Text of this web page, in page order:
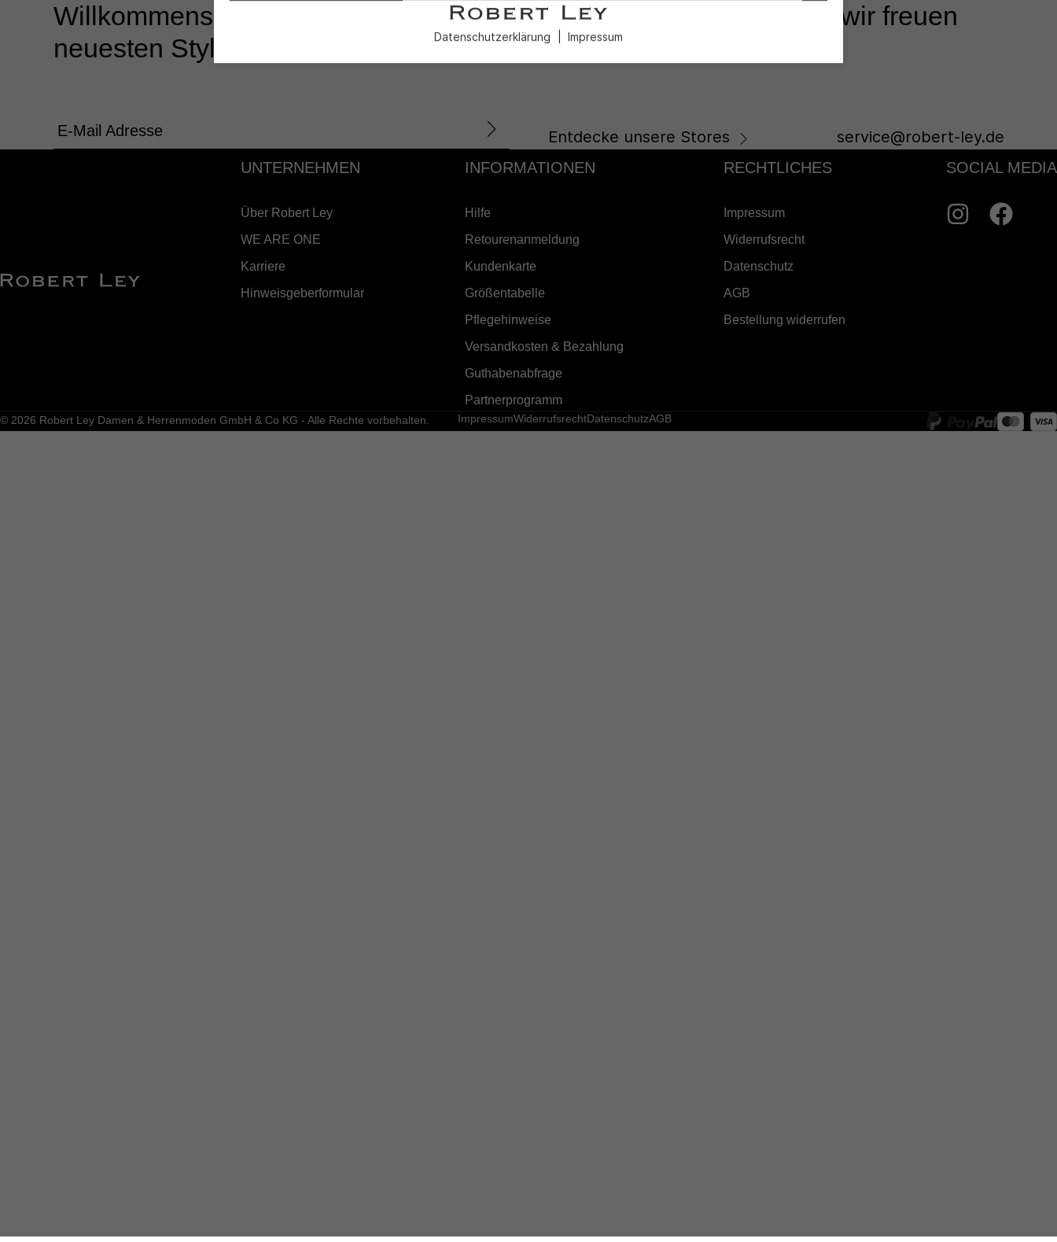
Willkommensgutschein und die
neuesten Styles & Angebote.
E-Mail Adresse
unseren Profis beraten - wir freuen
uns auf Dich!
Entdecke unsere Stores service@robert-ley.de
UNTERNEHMEN
Über Robert Ley
WE ARE ONE
Karriere
Hinweisgeberformular
INFORMATIONEN
Hilfe
Retourenanmeldung
Kundenkarte
Größentabelle
Pflegehinweise
Versandkosten & Bezahlung
Guthabenabfrage
Partnerprogramm
RECHTLICHES
Impressum
Widerrufsrecht
Datenschutz
AGB
Bestellung widerrufen
SOCIAL MEDIA
© 2026 Robert Ley Damen & Herrenmoden GmbH & Co KG - Alle Rechte vorbehalten. ImpressumWiderrufsrechtDatenschutzAGB
Datenschutzerklärung Impressum